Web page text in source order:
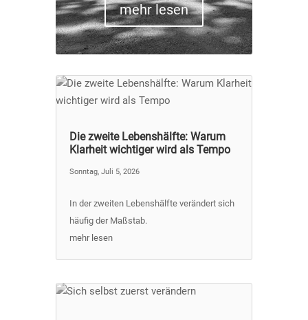
mehr lesen
Die zweite Lebenshälfte: Warum
Klarheit wichtiger wird als Tempo
Sonntag, Juli 5, 2026
In der zweiten Lebenshälfte verändert sich
häufig der Maßstab.
mehr lesen